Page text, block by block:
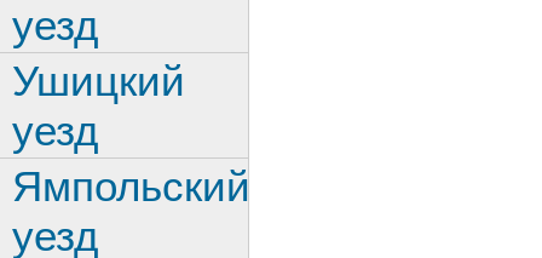
уезд
Ушицкий
уезд
Ямпольский
уезд